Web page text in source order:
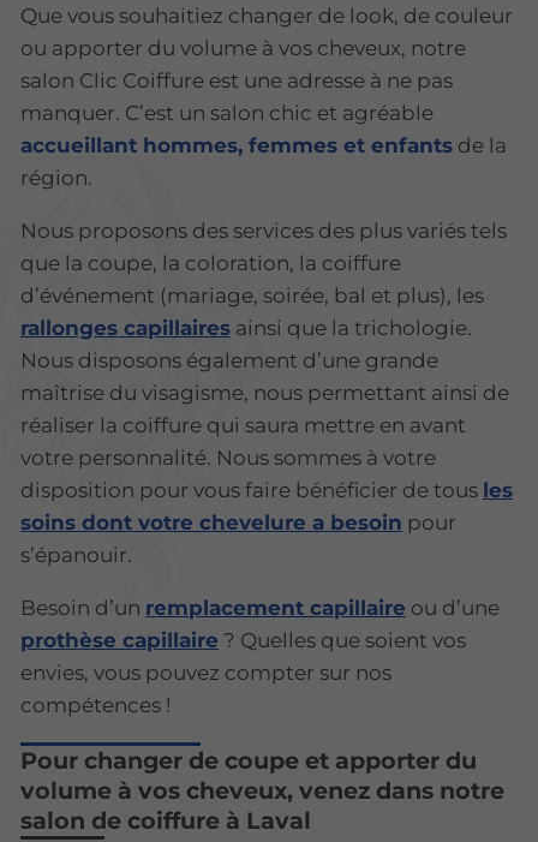
Que vous souhaitiez changer de look, de couleur
ou apporter du volume à vos cheveux, notre
salon Clic Coiffure est une adresse à ne pas
manquer. C’est un salon chic et agréable
accueillant hommes, femmes et enfants de la
région.
Nous proposons des services des plus variés tels
que la coupe, la coloration, la coiffure
d’événement (mariage, soirée, bal et plus), les
rallonges capillaires ainsi que la trichologie.
Nous disposons également d’une grande
maîtrise du visagisme, nous permettant ainsi de
réaliser la coiffure qui saura mettre en avant
votre personnalité. Nous sommes à votre
disposition pour vous faire bénéficier de tous les
soins dont votre chevelure a besoin pour
s’épanouir.
Besoin d’un remplacement capillaire ou d’une
prothèse capillaire ? Quelles que soient vos
envies, vous pouvez compter sur nos
compétences !
Pour changer de coupe et apporter du
volume à vos cheveux, venez dans notre
salon de coiffure à Laval